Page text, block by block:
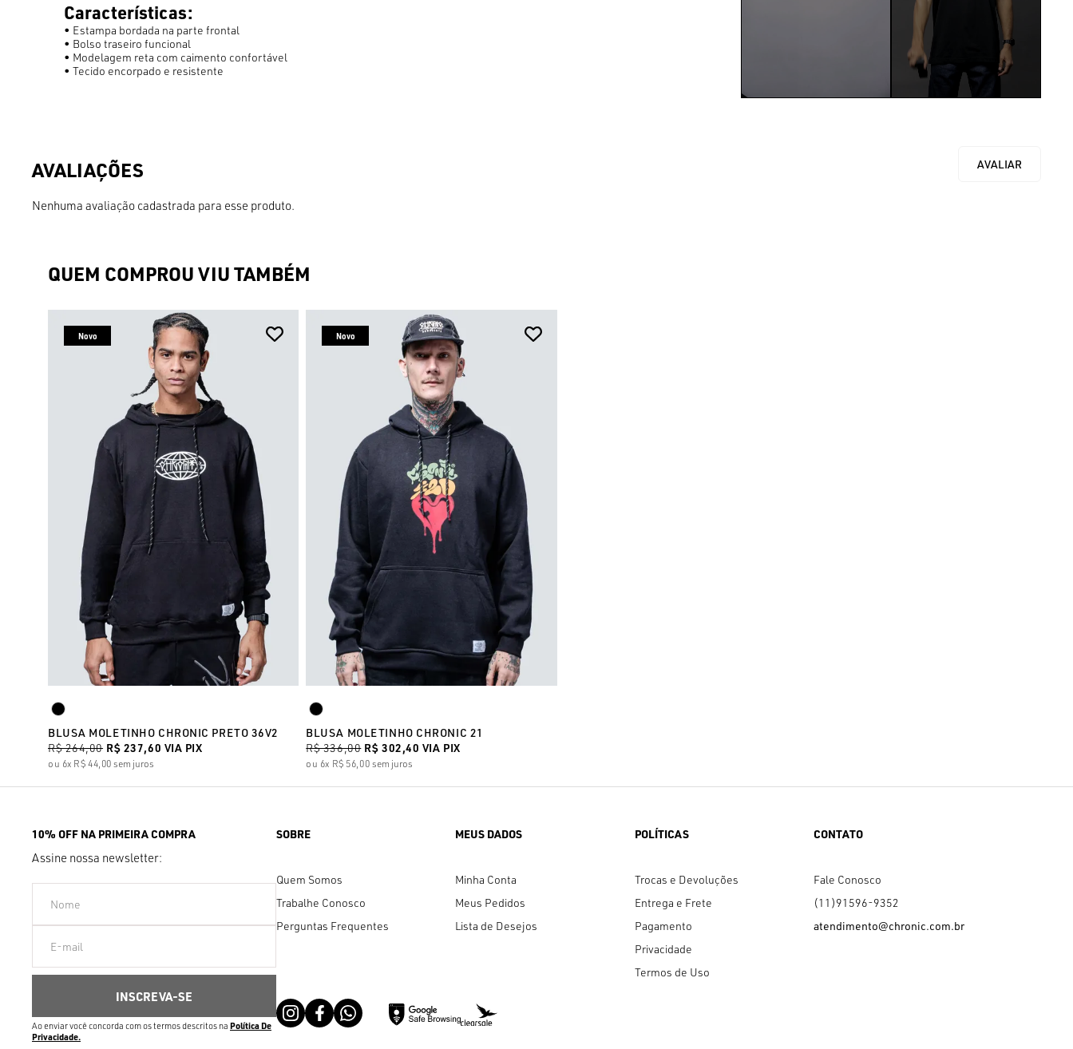
Características:
• Estampa bordada na parte frontal
• Bolso traseiro funcional
• Modelagem reta com caimento confortável
• Tecido encorpado e resistente
Nenhuma avaliação cadastrada para esse produto.
QUEM COMPROU VIU TAMBÉM
Novo
BLUSA MOLETINHO CHRONIC PRETO 36V2
R$ 237,60 VIA PIX
R$ 264,00
6x R$ 44,00sem juros
Novo
BLUSA MOLETINHO CHRONIC 21
R$ 302,40 VIA PIX
R$ 336,00
6x R$ 56,00 sem juros
10% OFF NA PRIMEIRA COMPRA
Assine nossa newsletter:
Ao enviar você concorda com os termos descritos na Política De
Privacidade
SOBRE
Quem Somos
Trabalhe Conosco
Perguntas Frequentes
MEUS DADOS
Minha Conta
Meus Pedidos
Lista de Desejos
POLÍTICAS
Trocas e Devoluções
Entrega e Frete
Pagamento
Privacidade
Termos de Uso
CONTATO
Fale Conosco
(11)91596-9352
atendimento@chronic.com.br